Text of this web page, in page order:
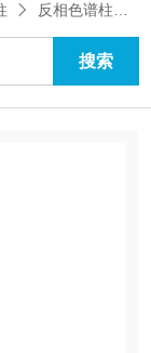
反相色谱柱